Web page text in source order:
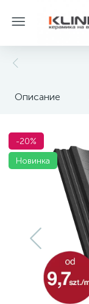
Описание
-20%
Новинка